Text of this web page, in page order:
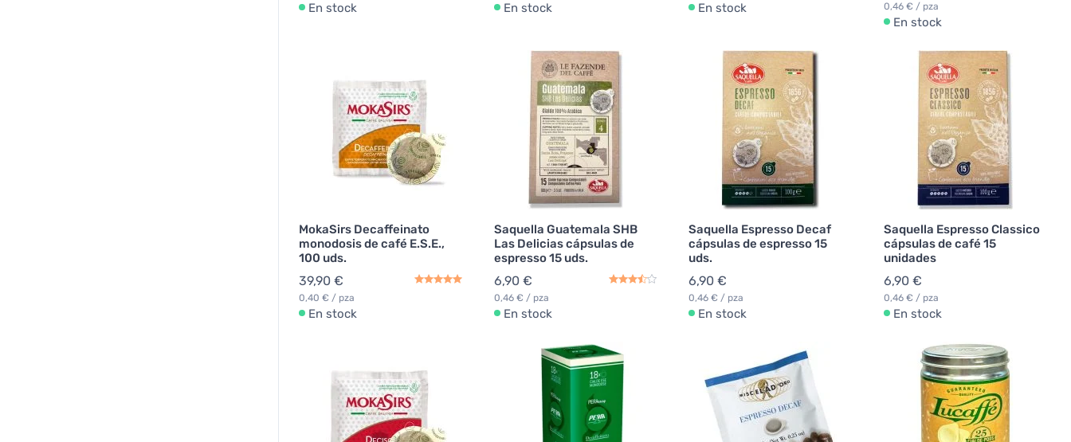
En stock En stock En stock 0,46 € / pza
En stock
MokaSirs Decaffeinato
monodosis de café E.S.E.,
100 uds.
39,90 €
0,40 € / pza
En stock
Saquella Guatemala SHB
Las Delicias cápsulas de
espresso 15 uds.
6,90 €
0,46 € / pza
En stock
Saquella Espresso Decaf
cápsulas de espresso 15
uds.
6,90 €
0,46 € / pza
En stock
Saquella Espresso Classico
cápsulas de café 15
unidades
6,90 €
0,46 € / pza
En stock